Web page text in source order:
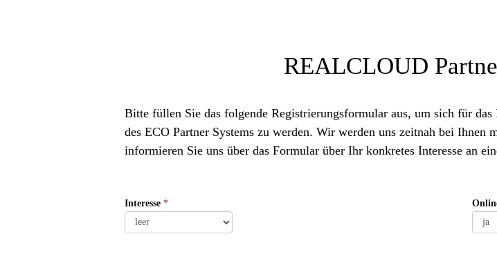
REALCLOUD
Bitte füllen Sie das folgende Registrierungsformular aus, um sich für
des ECO Partner Systems zu werden. Wir werden uns zeitnah bei
informieren Sie uns über das Formular über Ihr konkretes Interesse an
Partner-
Registrierung
Interesse *